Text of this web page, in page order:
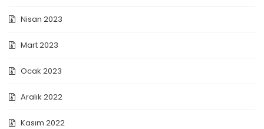
Nisan 2023
Mart 2023
Ocak 2023
Aralık 2022
Kasım 2022